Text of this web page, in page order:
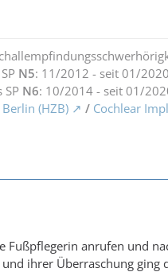
N5: 11/2012 - seit 01/
SP N6: 10/2014 - seit 01/
(HZB)
/ Cochlear
Fußpflegerin anrufen und
ihrer Überraschung ging